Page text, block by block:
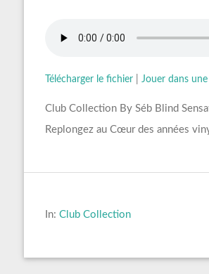
Télécharger le fichier| Jouer dans
Club Collection By Séb Blind
Replongez au Cœur des années
In: Club Collection